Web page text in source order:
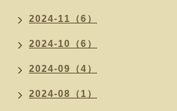
2024-11（6）
2024-10（6）
2024-09（4）
2024-08（1）